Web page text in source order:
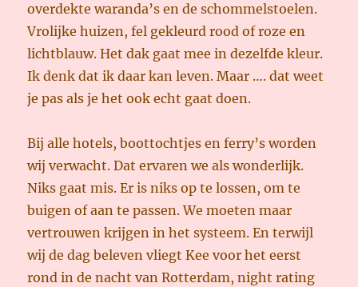
overdekte waranda’s en de schommelstoelen.
Vrolijke huizen, fel gekleurd rood of roze en
lichtblauw. Het dak gaat mee in dezelfde kleur.
Ik denk dat ik daar kan leven. Maar …. dat weet
je pas als je het ook echt gaat doen.
Bij alle hotels, boottochtjes en ferry’s worden
wij verwacht. Dat ervaren we als wonderlijk.
Niks gaat mis. Er is niks op te lossen, om te
buigen of aan te passen. We moeten maar
vertrouwen krijgen in het systeem. En terwijl
wij de dag beleven vliegt Kee voor het eerst
rond in de nacht van Rotterdam, night rating